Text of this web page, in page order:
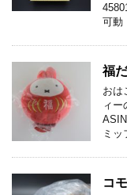
可動
福
おは
ィー
ミ
コ